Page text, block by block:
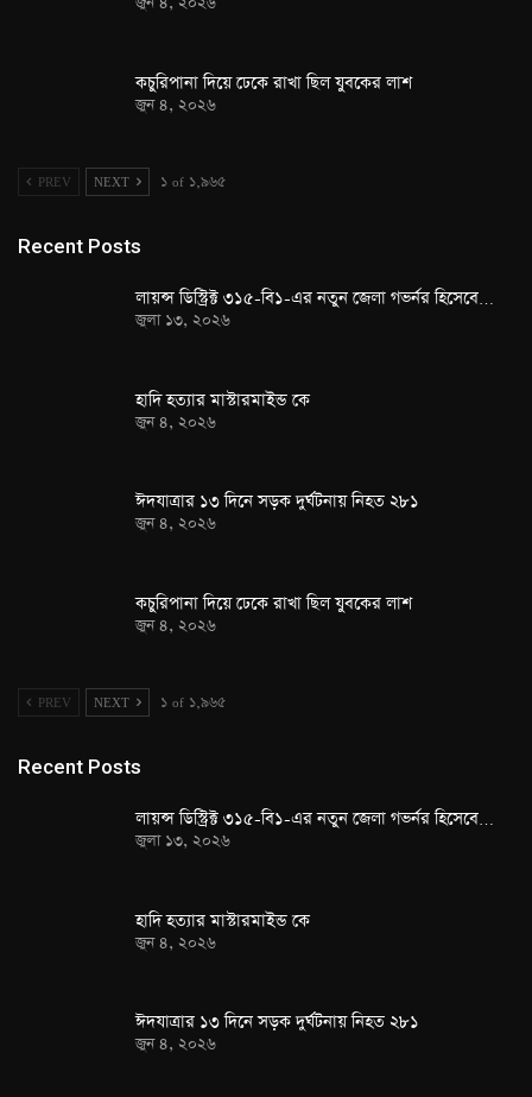
কচুরিপানা দিয়ে ঢেকে রাখা ছিল যুবকের লাশ
জুন ৪, ২০২৬
PREV NEXT ১ of ১,৯৬৫
Recent Posts
লায়ন্স ডিস্ট্রিক্ট ৩১৫-বি১-এর নতুন জেলা গভর্নর হিসেবে…
জুলা ১৩, ২০২৬
হাদি হত্যার মাস্টারমাইন্ড কে
জুন ৪, ২০২৬
ঈদযাত্রার ১৩ দিনে সড়ক দুর্ঘটনায় নিহত ২৮১
জুন ৪, ২০২৬
কচুরিপানা দিয়ে ঢেকে রাখা ছিল যুবকের লাশ
জুন ৪, ২০২৬
PREV NEXT ১ of ১,৯৬৫
Recent Posts
লায়ন্স ডিস্ট্রিক্ট ৩১৫-বি১-এর নতুন জেলা গভর্নর হিসেবে…
জুলা ১৩, ২০২৬
হাদি হত্যার মাস্টারমাইন্ড কে
জুন ৪, ২০২৬
ঈদযাত্রার ১৩ দিনে সড়ক দুর্ঘটনায় নিহত ২৮১
জুন ৪, ২০২৬